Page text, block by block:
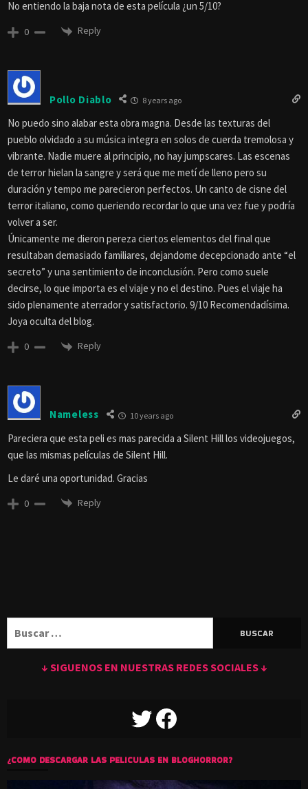
No entiendo la baja nota de esta película ¿un 5/10?
0 Reply
Pollo Diablo 8 years ago
No puedo sino alabar esta obra magna. Desde las texturas del
pueblo olvidado a su música integra en solos de cuerda tremolosa y
vibrante. Nadie muere al principio, no hay jumpscares. Las escenas
de terror hielan la sangre y será que me metí de lleno pero su
duración y tempo me parecieron perfectos. Un canto de cisne del
terror italiano, como queriendo recordar lo que una vez fue y podría
volver a ser.
Únicamente me dieron pereza ciertos elementos del final que
resultaban demasiado familiares, dejandome decepcionado ante “el
secreto” y una sentimiento de inconclusión. Pero como suele
decirse, lo que importa es el viaje y no el destino. Pues el viaje ha
sido plenamente aterrador y satisfactorio. 9/10 Recomendadísima.
Joya oculta del blog.
0 Reply
Nameless 10 years ago
Pareciera que esta peli es mas parecida a Silent Hill los videojuegos,
que las mismas películas de Silent Hill.
Le daré una oportunidad. Gracias
0 Reply
↓ SIGUENOS EN NUESTRAS REDES SOCIALES ↓
TWITTERFACEBOOK
¿COMO DESCARGAR LAS PELICULAS EN BLOGHORROR?